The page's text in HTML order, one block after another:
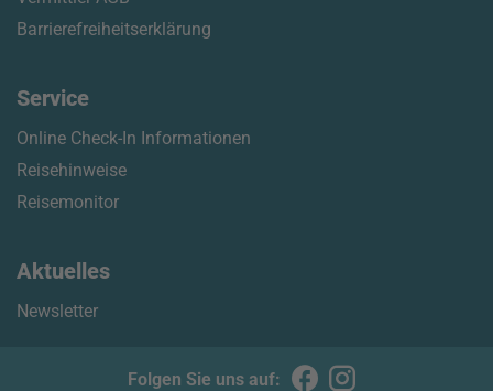
Barrierefreiheitserklärung
Service
Online Check-In Informationen
Reisehinweise
Reisemonitor
Aktuelles
Newsletter
Folgen Sie uns auf: